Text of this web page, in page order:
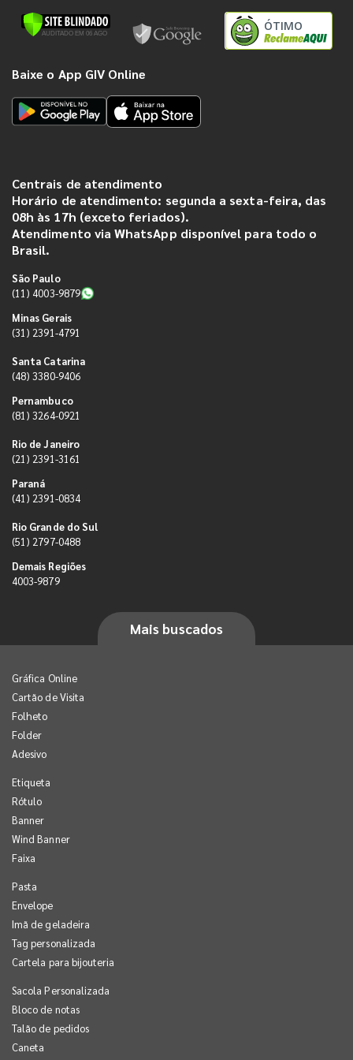
ÓTIMO
Baixe o App GIV Online
Centrais de atendimento
Horário de atendimento: segunda a sexta-feira, das
08h às 17h (exceto feriados).
Atendimento via WhatsApp disponível para todo o
Brasil.
São Paulo
(11) 4003-9879
Minas Gerais
(31) 2391-4791
Santa Catarina
(48) 3380-9406
Pernambuco
(81) 3264-0921
Rio de Janeiro
(21) 2391-3161
Paraná
(41) 2391-0834
Rio Grande do Sul
(51) 2797-0488
Demais Regiões
4003-9879
Mais buscados
Gráfica Online
Cartão de Visita
Folheto
Folder
Adesivo
Etiqueta
Rótulo
Banner
Wind Banner
Faixa
Pasta
Envelope
Imã de geladeira
Tag personalizada
Cartela para bijouteria
Sacola Personalizada
Bloco de notas
Talão de pedidos
Caneta